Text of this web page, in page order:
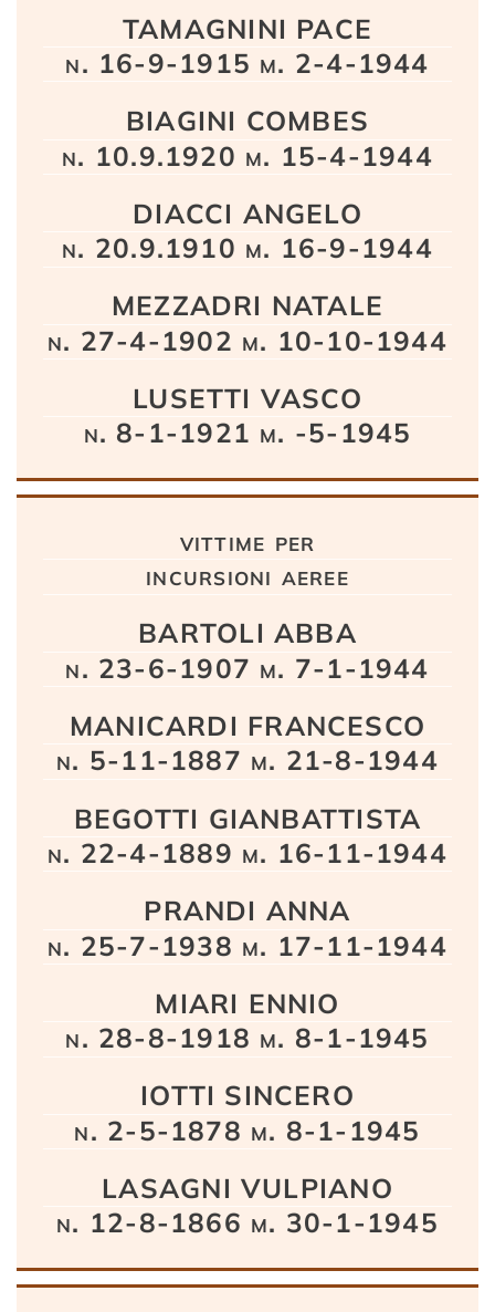
TAMAGNINI PACE
n. 16-9-1915 m. 2-4-1944
BIAGINI COMBES
n. 10.9.1920 m. 15-4-1944
DIACCI ANGELO
n. 20.9.1910 m. 16-9-1944
MEZZADRI NATALE
n. 27-4-1902 m. 10-10-1944
LUSETTI VASCO
n. 8-1-1921 m. -5-1945
vittime per
incursioni aeree
BARTOLI ABBA
n. 23-6-1907 m. 7-1-1944
MANICARDI FRANCESCO
n. 5-11-1887 m. 21-8-1944
BEGOTTI GIANBATTISTA
n. 22-4-1889 m. 16-11-1944
PRANDI ANNA
n. 25-7-1938 m. 17-11-1944
MIARI ENNIO
n. 28-8-1918 m. 8-1-1945
IOTTI SINCERO
n. 2-5-1878 m. 8-1-1945
LASAGNI VULPIANO
n. 12-8-1866 m. 30-1-1945